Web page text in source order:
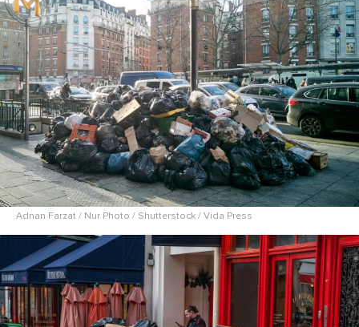
Adnan Farzat / Nur Photo / Shutterstock / Vida Press